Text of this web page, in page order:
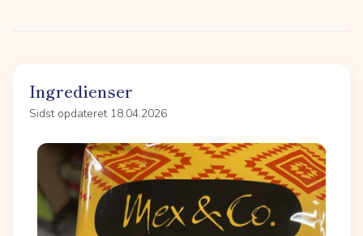
Ingredienser
Sidst opdateret 18.04.2026